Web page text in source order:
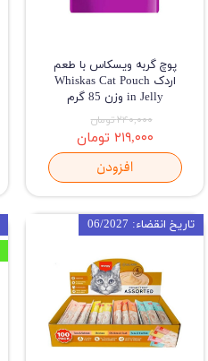
پوچ گربه ویسکاس با طعم
اردک Whiskas Cat Pouch
in Jelly وزن 85 گرم
۲۴۰,۰۰۰ تومان
۲۱۹,۰۰۰ تومان
افزودن
تاریخ انقضاء: 06/2027